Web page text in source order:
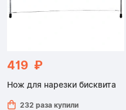
419 ₽
Нож для нарезки бисквита
232 раза купили